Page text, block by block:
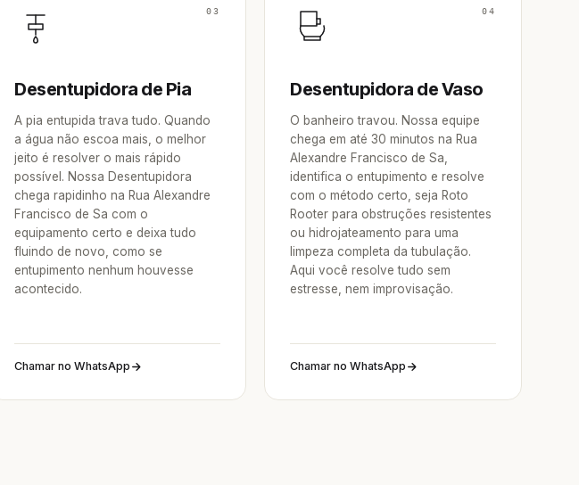
03
Desentupidora de Pia
A pia entupida trava tudo. Quando
a água não escoa mais, o melhor
jeito é resolver o mais rápido
possível. Nossa Desentupidora
chega rapidinho na Rua Alexandre
Francisco de Sa com o
equipamento certo e deixa tudo
fluindo de novo, como se
entupimento nenhum houvesse
acontecido.
Chamar no WhatsApp
04
Desentupidora de Vaso
O banheiro travou. Nossa equipe
chega em até 30 minutos na Rua
Alexandre Francisco de Sa,
identifica o entupimento e resolve
com o método certo, seja Roto
Rooter para obstruções resistentes
ou hidrojateamento para uma
limpeza completa da tubulação.
Aqui você resolve tudo sem
estresse, nem improvisação.
Chamar no WhatsApp